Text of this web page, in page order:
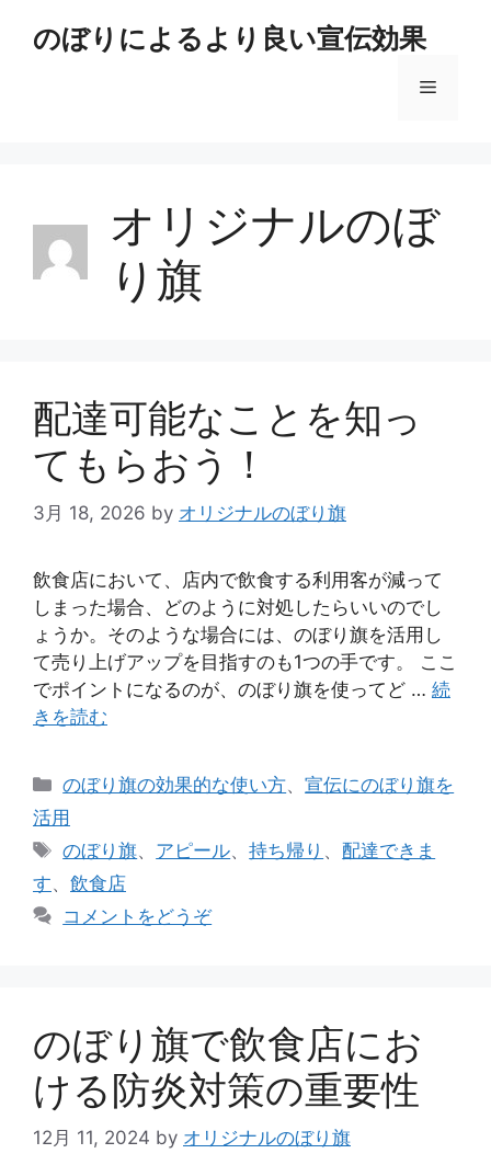
のぼりによるより良い宣伝効果
メ
ュ
オリジナルのぼ
り旗
配達可能なことを知っ
てもらおう！
3月 18, 2026 by オリジナルのぼり旗
飲食店において、店内で飲食する利用客が減って
しまった場合、どのように対処したらいいのでし
ょうか。そのような場合には、のぼり旗を活用し
て売り上げアップを目指すのも1つの手です。 ここ
でポイントになるのが、のぼり旗を使ってど … 続
きを読む
カ
テ
リ
ー
のぼり旗の効果的な使い方、宣伝にのぼり旗を
活用
タ
グ
のぼり旗、 アピール、持ち帰り 、配達できま
す、 飲食店
コメントをどうぞ
のぼり旗で飲食店にお
ける防炎対策の重要性
12月 11, 2024 by オリジナルのぼり旗